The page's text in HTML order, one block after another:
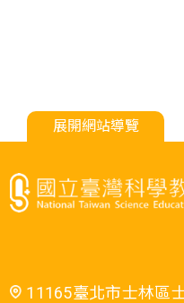
展開網站導覽
11165臺北市士林區